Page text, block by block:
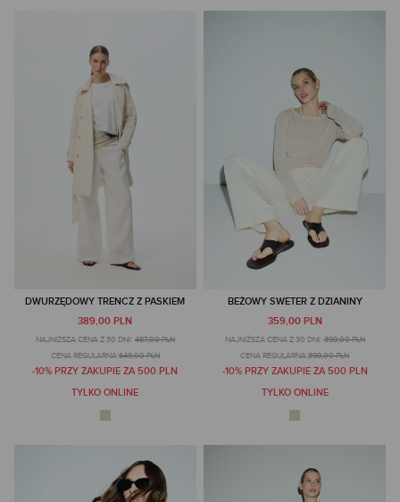
DWURZĘDOWY TRENCZ Z PASKIEM
389,00 PLN
NAJNIŻSZA CENA Z 30 DNI: 487,00 PLN
CENA REGULARNA:649,00 PLN
-10% PRZY ZAKUPIE ZA 500 PLN
TYLKO ONLINE
BEŻOWY SWETER Z DZIANINY
359,00 PLN
NAJNIŻSZA CENA Z 30 DNI: 399,00 PLN
CENA REGULARNA:399,00 PLN
-10% PRZY ZAKUPIE ZA 500 PLN
TYLKO ONLINE